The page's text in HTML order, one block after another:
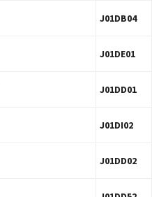
J01DB04
J01DE01
J01DD01
J01DI02
J01DD02